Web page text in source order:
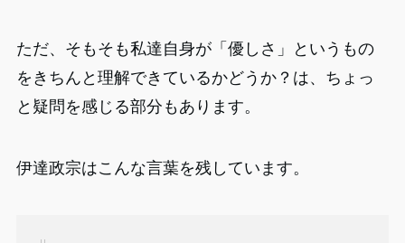
ただ、そもそも私達自身が「優しさ」というもの
をきちんと理解できているかどうか？は、ちょっ
と疑問を感じる部分もあります。
伊達政宗はこんな言葉を残しています。